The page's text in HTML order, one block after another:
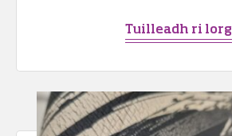
Tuilleadh ri lorg